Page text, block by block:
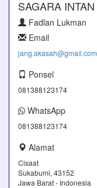
SAGARA INTAN
Fadlan Lukman
Email
jang.akasah@gmail.com
Ponsel
081388123174
WhatsApp
081388123174
Alamat
Cisaat
Sukabumi, 43152
Jawa Barat - Indonesia